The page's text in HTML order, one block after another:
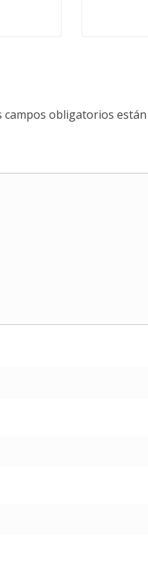
campos obligatorios